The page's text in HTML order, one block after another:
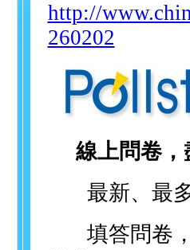
http://
260202
線上問卷，
最新、最多
填答問卷，